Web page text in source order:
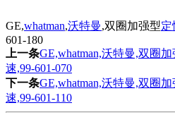
GE,whatman,沃特曼,双圈加强型定
601-180
上一条GE,whatman,沃特曼,双圈
速,99-601-070
下一条GE,whatman,沃特曼,双圈
速,99-601-110